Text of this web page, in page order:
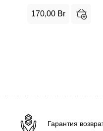
170,00 Br
Гарантия